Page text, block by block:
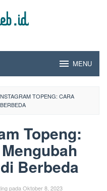
MENU
TOPENG: CARA
Topeng:
Berbeda
pada Oktober 8, 2023